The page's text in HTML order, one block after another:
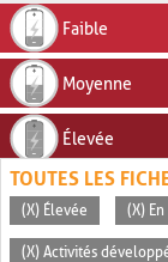
Faible
Moyenne
Élevée
TOUTES LES
(X) Élevée (X)
(X) Activités